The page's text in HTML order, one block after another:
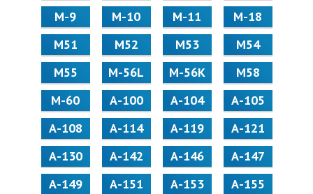
М-9
М-10 М-11
М-18
М51
М52 М53
М54
М55
M-56L M-56K
М58
M-60
А-100 А-104
А-105
А-108
А-114 А-119
А-121
А-130
А-142 А-146
А-147
А-149
А-151 А-153
А-155